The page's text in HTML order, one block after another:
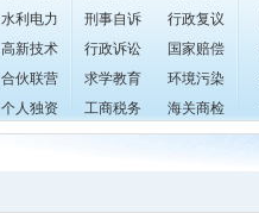
水利电力
高新技术
合伙联营
个人独资
刑事自诉
行政复议
行政诉讼
国家赔偿
求学教育
环境污染
工商税务
海关商检